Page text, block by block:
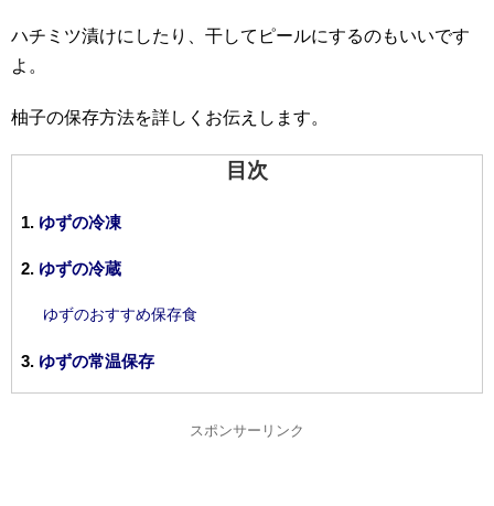
ハチミツ漬けにしたり、干してピールにするのもいいです
よ。
柚子の保存方法を詳しくお伝えします。
目次
ゆずの冷凍
ゆずの冷蔵
ゆずのおすすめ保存食
ゆずの常温保存
スポンサーリンク